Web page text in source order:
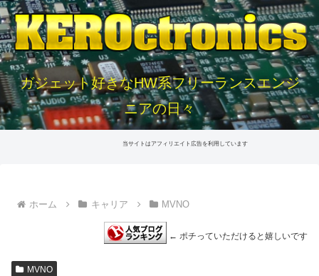
ガジェット好きなHW系フリーランスエンジ
ニアの日々
当サイトはアフィリエイト広告を利用しています
ホーム キャリア MVNO
← ポチっていただけると嬉しいです
MVNO